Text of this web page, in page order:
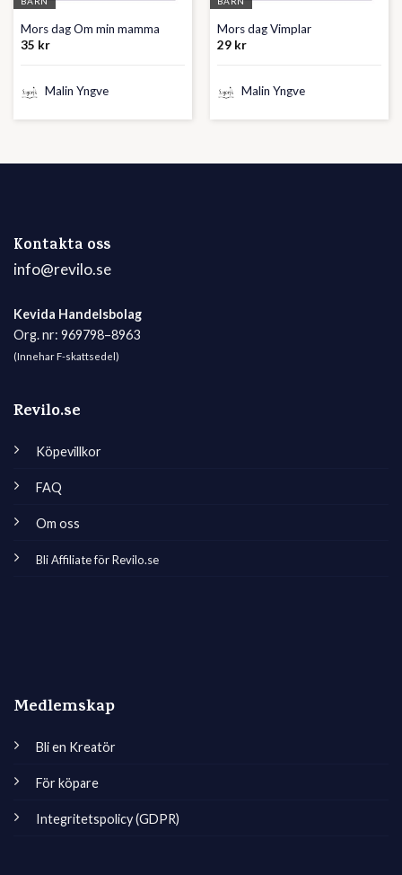
Mors dag Om min mamma
35 kr
Malin Yngve
Mors dag Vimplar
29 kr
Malin Yngve
Kontakta oss
info@revilo.se
Kevida Handelsbolag
Org. nr: 969798–8963
(Innehar F-skattsedel)
Revilo.se
Köpevillkor
FAQ
Om oss
Bli Affiliate för Revilo.se
Medlemskap
Bli en Kreatör
För köpare
Integritetspolicy (GDPR)